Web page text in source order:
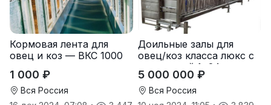
Кормовая лента для
овец и коз — ВКС 1000
1 000 ₽
Вся Россия
Доильные залы для
овец/коз класса люкс с
кормушкой 1×24 —
нержавеющая сталь
SYLCO HELLAS (Греция)
5 000 000 ₽
Вся Россия